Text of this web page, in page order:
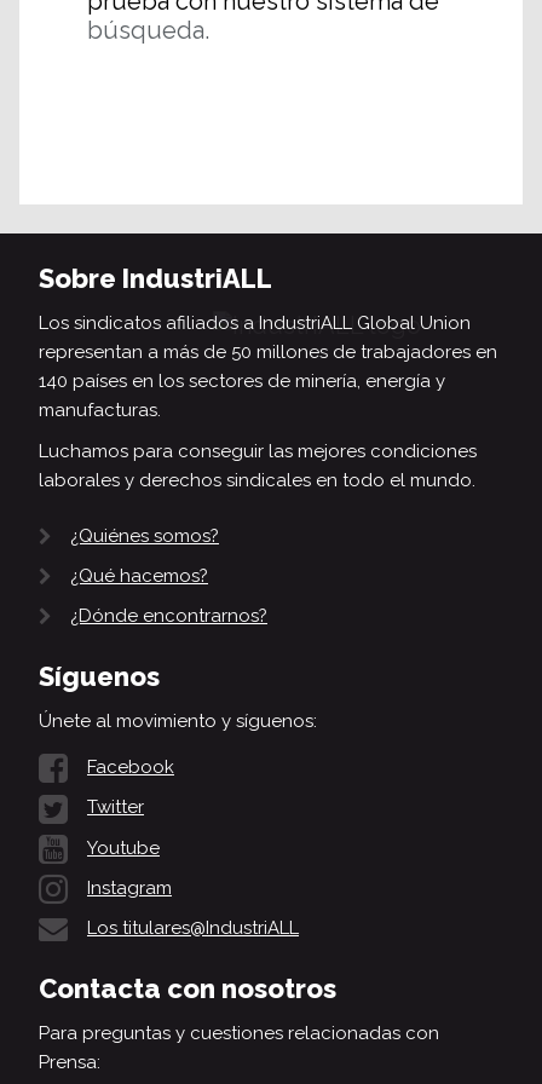
búsqueda.
Sobre IndustriALL
Los sindicatos afiliados a IndustriALL Global Union
representan a más de 50 millones de trabajadores en
140 países en los sectores de minería, energía y
manufacturas.
Luchamos para conseguir las mejores condiciones
laborales y derechos sindicales en todo el mundo.
¿Quiénes somos?
¿Qué hacemos?
¿Dónde encontrarnos?
Síguenos
Únete al movimiento y síguenos:
Facebook
Twitter
Youtube
Instagram
Los titulares@IndustriALL
Contacta con nosotros
Para preguntas y cuestiones relacionadas con
Prensa: